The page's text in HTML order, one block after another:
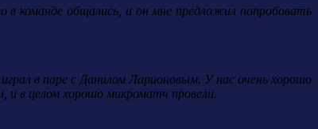
команде общались, и он мне предложил попробовать
в паре с Данилом Ларионовым. У нас очень хорошо
и в целом хорошо микроматч провели.